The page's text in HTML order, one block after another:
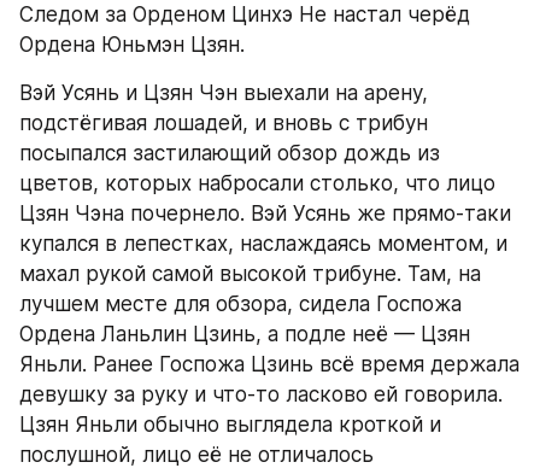
Следом за Орденом Цинхэ Не настал черёд
Ордена Юньмэн Цзян.
Вэй Усянь и Цзян Чэн выехали на арену,
подстёгивая лошадей, и вновь с трибун
посыпался застилающий обзор дождь из
цветов, которых набросали столько, что лицо
Цзян Чэна почернело. Вэй Усянь же прямо-таки
купался в лепестках, наслаждаясь моментом, и
махал рукой самой высокой трибуне. Там, на
лучшем месте для обзора, сидела Госпожа
Ордена Ланьлин Цзинь, а подле неё — Цзян
Яньли. Ранее Госпожа Цзинь всё время держала
девушку за руку и что-то ласково ей говорила.
Цзян Яньли обычно выглядела кроткой и
послушной, лицо её не отличалось